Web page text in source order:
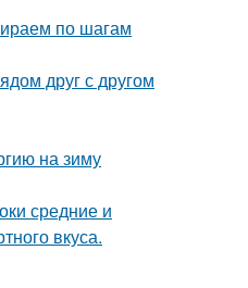
по шагам
друг с другом
на зиму
средние и
вкуса.